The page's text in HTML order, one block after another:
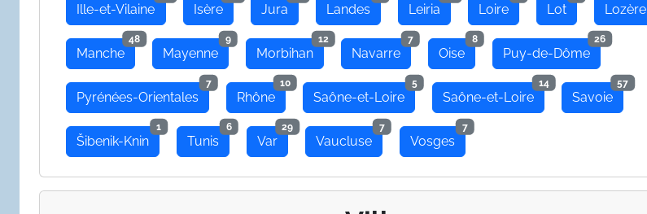
Ille-et-Vilaine Isère Jura Landes Leiria Loire Lot Lozère
Manche
48
Mayenne
9
Morbihan
12
Navarre
7
Oise
8
Puy-de-Dôme
26
Pyrénées-Orientales
7
Rhône
10
Saône-et-Loire
5
Saône-et-Loire
14
Savoie
57
Šibenik-Knin
1
Tunis
6
Var
29
Vaucluse
7
Vosges
7